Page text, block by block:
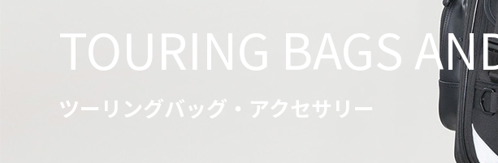
【MOTOFIZZ】
TOURING BAGS
ツーリングバッグ・アクセサリー